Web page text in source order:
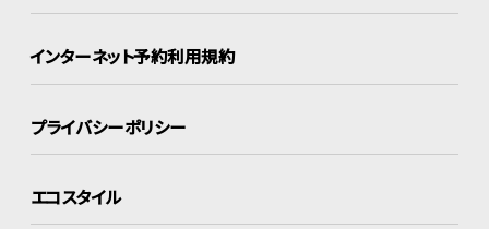
インターネット予約利用規約
プライバシーポリシー
エコスタイル